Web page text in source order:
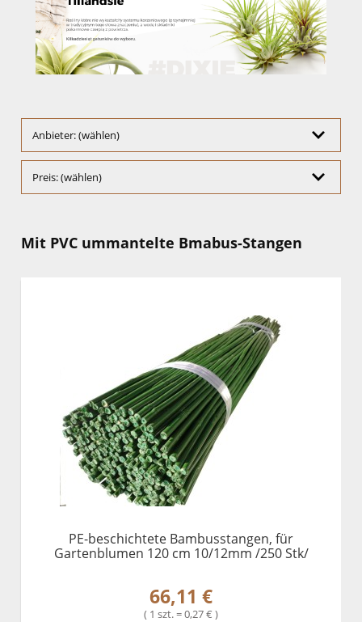
Anbieter: (wählen)
Preis: (wählen)
Mit PVC ummantelte Bmabus-Stangen
PE-beschichtete Bambusstangen, für
Gartenblumen 120 cm 10/12mm /250 Stk/
66,11 €
( 1 szt. = 0,27 € )